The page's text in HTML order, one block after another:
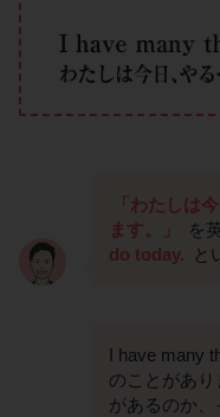
「わたしは
ます。」
を
do today.
と
I have many
のことがあり
があるのか、